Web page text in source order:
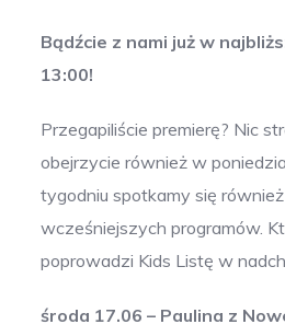
Bądźcie z nami już w
13:00!
Przegapiliście premierę? Nic
obejrzycie również w
tygodniu spotkamy się
wcześniejszych programów.
poprowadzi Kids Listę w
środa 17.06 – Paulina z